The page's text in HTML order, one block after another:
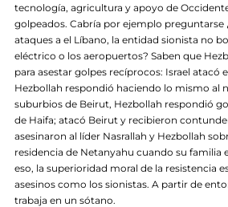
tecnología, agricultura y apoyo de
golpeados. Cabría por ejemplo preguntarse
ataques a el Líbano, la entidad sionista no
eléctrico o los aeropuertos? Saben que
para asestar golpes recíprocos: Israel atacó
Hezbollah respondió haciendo lo mismo al
suburbios de Beirut, Hezbollah respondió
de Haifa; atacó Beirut y recibieron
asesinaron al líder Nasrallah y Hezbollah
residencia de Netanyahu cuando su familia
eso, la superioridad moral de la resistencia
asesinos como los sionistas. A partir de
trabaja en un sótano.